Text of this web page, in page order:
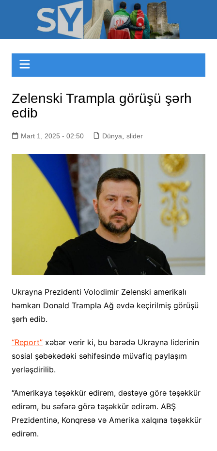
Sizinyol.org
Zelenski Trampla görüşü şərh
edib
Mart 1, 2025 - 02:50 Dünya slider
Ukrayna Prezidenti Volodimir Zelenski amerikalı
həmkarı Donald Trampla Ağ evdə keçirilmiş görüşü
şərh edib.
“Report”xəbər verir ki, bu barədə Ukrayna liderinin
sosial şəbəkədəki səhifəsində müvafiq paylaşım
yerləşdirilib.
“Amerikaya təşəkkür edirəm, dəstəyə görə təşəkkür
edirəm, bu səfərə görə təşəkkür edirəm. ABŞ
Prezidentinə, Konqresə və Amerika xalqına təşəkkür
edirəm.